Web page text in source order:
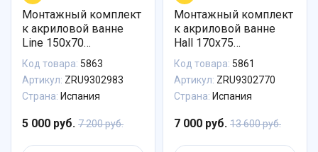
Монтажный комплект
к акриловой ванне
Line 150x70
ZRU9302983 Roca
Код товара: 5863
Артикул: ZRU9302983
Страна: Испания
5 000 руб. 7 200 руб.
Монтажный комплект
к акриловой ванне
Hall 170х75
ZRU9302770 Roca
Код товара: 5861
Артикул: ZRU9302770
Страна: Испания
7 000 руб. 13 600 руб.